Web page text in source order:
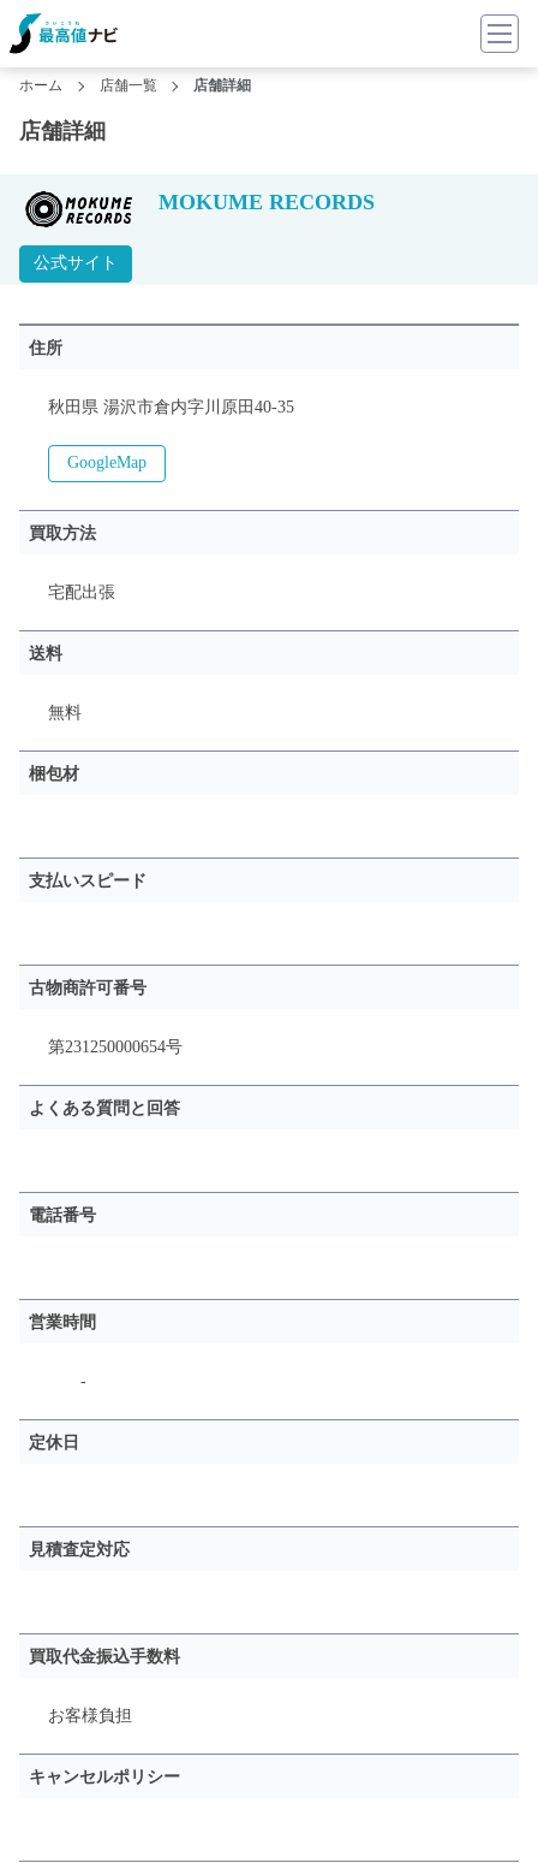
ホーム 店舗一覧 店舗詳細
店舗詳細
公式サイト
MOKUME RECORDS
住所
秋田県 湯沢市倉内字川原田40-35
GoogleMap
買取方法
宅配出張
送料
無料
梱包材
支払いスピード
古物商許可番号
第231250000654号
よくある質問と回答
電話番号
営業時間
-
定休日
見積査定対応
買取代金振込手数料
お客様負担
キャンセルポリシー